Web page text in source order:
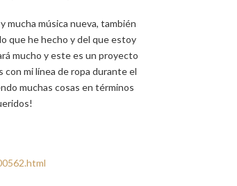
mucha música nueva, también
que he hecho y del que estoy
mucho y este es un proyecto
con mi línea de ropa durante el
muchas cosas en términos